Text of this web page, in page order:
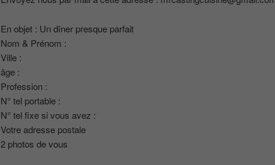
En objet : Un dîner presque parfait
Nom & Prénom :
Ville :
âge :
Profession :
N° tel portable :
N° tel fixe si vous avez :
Votre adresse postale
2 photos de vous